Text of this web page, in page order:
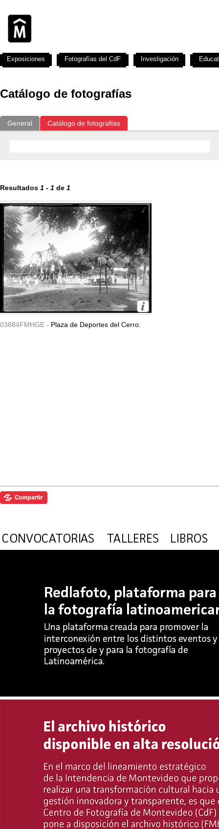
Catálogo de fotografías
General Catálogo de fotografías
Resultados 1 - 1 de 1
03884FMHGE - Plaza de Deportes del Cerro.
Exposiciones Fotografías del CdF Investigación